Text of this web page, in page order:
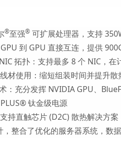
®至强® 可扩展处理器，支持
到 GPU 直接互连，提供
拓扑：支持最多 8 个 NIC，
材使用：缩短组装时间并提升散
：充分发挥 NVIDIA GPU、
钛金级电源
持直触芯片 (D2C) 散热解决方
，整合了优化的服务器系统，数